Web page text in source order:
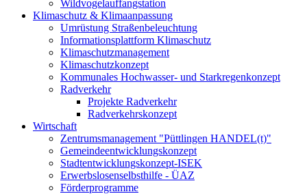
Wildvogelauffangstation
Klimaschutz & Klimaanpassung
Umrüstung Straßenbeleuchtung
Informationsplattform Klimaschutz
Klimaschutzmanagement
Klimaschutzkonzept
Kommunales Hochwasser- und Starkregenkonzept
Radverkehr
Projekte Radverkehr
Radverkehrskonzept
Wirtschaft
Zentrumsmanagement "Püttlingen HANDEL(t)"
Gemeindeentwicklungskonzept
Stadtentwicklungskonzept-ISEK
Erwerbslosenselbsthilfe - ÜAZ
Förderprogramme